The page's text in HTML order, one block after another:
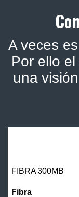
A veces
Por ello
una
FIBRA 300MB